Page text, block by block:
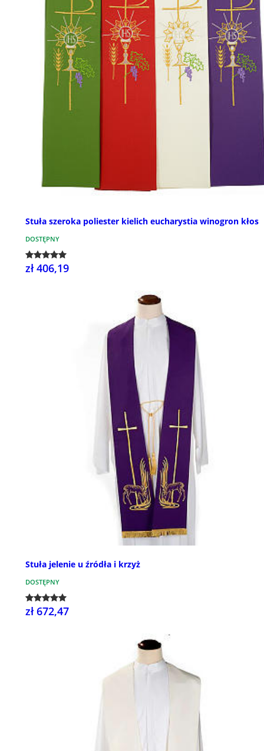
Stuła szeroka poliester kielich eucharystia winogron kłos
DOSTĘPNY
zł 406,19
Stuła jelenie u źródła i krzyż
DOSTĘPNY
zł 672,47